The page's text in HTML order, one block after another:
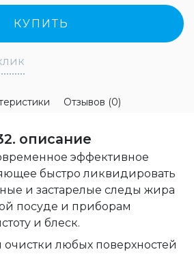
КУПИТЬ
Отзывов (0)
описание
эффективное
быстро ликвидировать
и застарелые следы жира
посуде и приборам
и блеск.
любых поверхностей